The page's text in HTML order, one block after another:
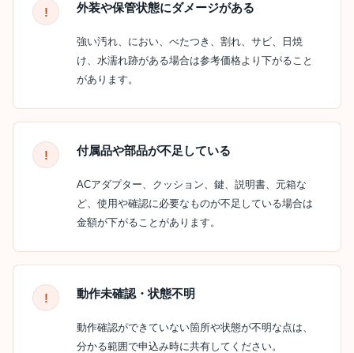
外装や保管状態にダメージがある
強い汚れ、におい、べたつき、割れ、サビ、日焼
け、水濡れ跡がある場合は参考価格より下がること
があります。
付属品や部品が不足している
ACアダプター、クッション、鍵、説明書、元箱な
ど、使用や確認に必要なものが不足している場合は
金額が下がることがあります。
動作未確認・状態不明
動作確認ができていない箇所や状態が不明な点は、
分かる範囲で申込み時に共有してください。